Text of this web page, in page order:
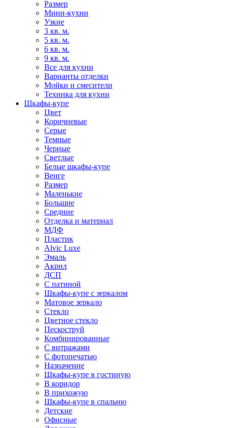
Размер
Мини-кухни
Узкие
3 кв. м.
5 кв. м.
6 кв. м.
9 кв. м.
Все для кухни
Варианты отделки
Мойки и смесители
Техника для кухни
Шкафы-купе
Цвет
Коричневые
Серые
Темные
Черные
Светлые
Белые шкафы-купе
Венге
Размер
Маленькие
Большие
Средние
Отделка и материал
МДФ
Пластик
Alvic Luxe
Эмаль
Акрил
ДСП
С патиной
Шкафы-купе с зеркалом
Матовое зеркало
Стекло
Цветное стекло
Пескоструй
Комбинированные
С витражами
С фотопечатью
Назначение
Шкафы-купе в гостиную
В коридор
В прихожую
Шкафы-купе в спальню
Детские
Офисные